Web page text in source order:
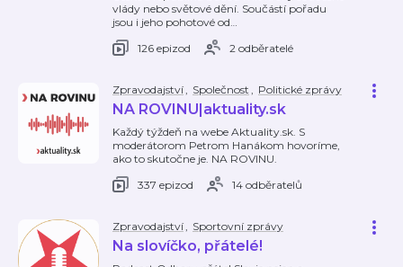
vlády nebo světové dění. Součástí pořadu
jsou i jeho pohotové od…
126 epizod
2 odběratelé
Zpravodajství, Společnost , Politické zprávy
NA ROVINU|aktuality.sk
Každý týždeň na webe Aktuality.sk. S
moderátorom Petrom Hanákom hovoríme,
ako to skutočne je. NA ROVINU.
337 epizod
14 odběratelů
Zpravodajství, Sportovní zprávy
Na slovíčko, přátelé!